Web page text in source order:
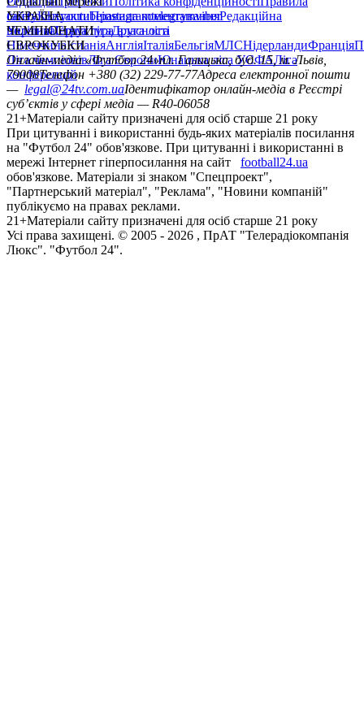
сайтуКонтактиПравила коментуванняРедакційна
політикаСтруктура власності
facebookxyoutubeinstagramtelegramviber
УКРАЇНА
УкраїнаПерша лігаДруга ліга
ЧЕМПІОНАТИ
НімеччинаІспаніяАнгліяІталіяБельгіяМЛСНідерландиФранція
ЄВРОКУБКИ
Ліга чемпіонівЛіга ЄвропиЮнацька ліга УЄФАЛіга
конференцій
Онлайн-медіа «Футбол 24»пл. Галицька, буд. 15, м. Львів,
79008Телефон +380 (32) 229-77-77Адреса електронної пошти
— legal@24tv.com.uaІдентифікатор онлайн-медіа в Реєстрі
суб’єктів у сфері медіа — R40-06058
21+Матеріали сайту призначені для осіб старше 21 року
При цитуванні і використанні будь-яких матеріалів посилання
на "Футбол 24" обов'язкове. При цитуванні і використанні в
мережі Інтернет гіперпосилання на сайт
football24.ua
обов'язкове. Матеріали зі знаком "Спецпроект",
"Партнерський матеріал", "Реклама", "Новини компаній"
публікуємо на правах реклами.
21+Матеріали сайту призначені для осіб старше 21 року
Усi права захищенi. © 2005 - 2026 , ПрАТ "Телерадіокомпанія
Люкс". "Футбол 24".